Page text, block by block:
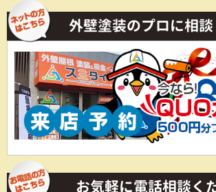
外壁塗装のプロに相談
お気軽に電話相談く